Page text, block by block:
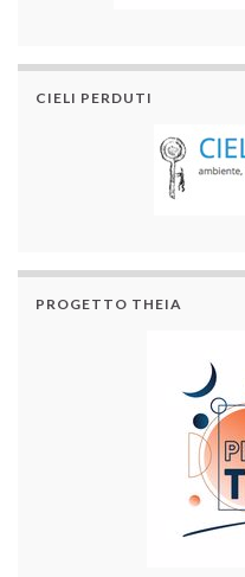
CIELI PERDUTI
PROGETTO THEIA